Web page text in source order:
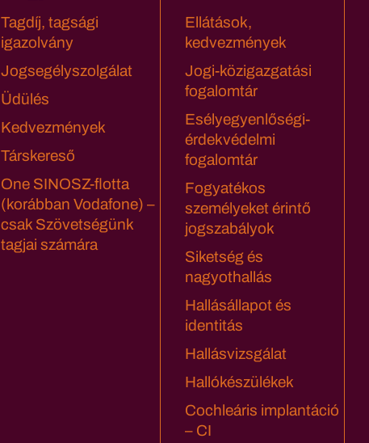
Tagdíj, tagsági
igazolvány
Jogsegélyszolgálat
Üdülés
Kedvezmények
Társkereső
One SINOSZ-flotta
(korábban Vodafone) –
csak Szövetségünk
tagjai számára
Ellátások,
kedvezmények
Jogi-közigazgatási
fogalomtár
Esélyegyenlőségi-
érdekvédelmi
fogalomtár
Fogyatékos
személyeket érintő
jogszabályok
Siketség és
nagyothallás
Hallásállapot és
identitás
Hallásvizsgálat
Hallókészülékek
Cochleáris implantáció
– CI